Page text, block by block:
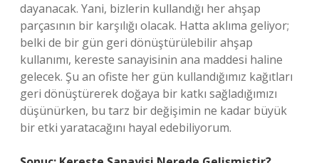
dayanacak. Yani, bizlerin kullandığı her ahşap
parçasının bir karşılığı olacak. Hatta aklıma geliyor;
belki de bir gün geri dönüştürülebilir ahşap
kullanımı, kereste sanayisinin ana maddesi haline
gelecek. Şu an ofiste her gün kullandığımız kağıtları
geri dönüştürerek doğaya bir katkı sağladığımızı
düşünürken, bu tarz bir değişimin ne kadar büyük
bir etki yaratacağını hayal edebiliyorum.